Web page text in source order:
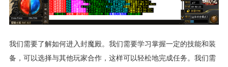
我们需要了解如何进入封魔殿。我们需要学习掌握一定的技能和装
备，可以选择与其他玩家合作，这样可以轻松地完成任务。我们需